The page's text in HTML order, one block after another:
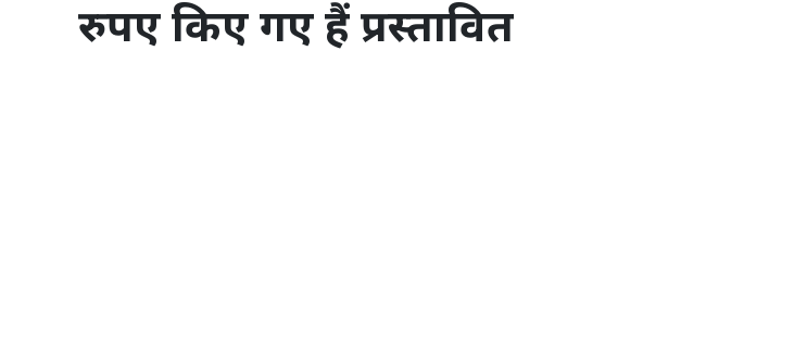
रुपए किए गए हैं प्रस्तावित